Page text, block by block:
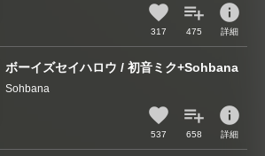
317 475
info
詳細
ボーイズセイハロウ / 初音ミク+Sohbana
Sohbana
537 658
info
詳細